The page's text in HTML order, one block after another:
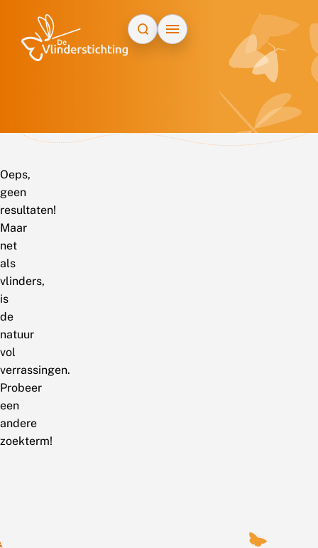
Oeps,
geen
resultaten!
Maar
net
als
vlinders,
is
de
natuur
vol
verrassingen.
Probeer
een
andere
zoekterm!